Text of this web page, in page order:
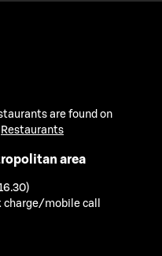
are found on
Restaurants
area
charge/mobile call